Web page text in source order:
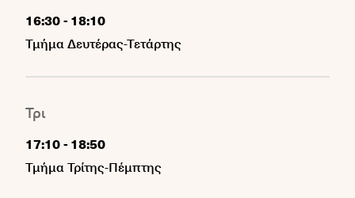
16:30- 18:10
Τμήμα Δευτέρας-Τετάρτης
Τρι
17:10- 18:50
Τμήμα Τρίτης-Πέμπτης